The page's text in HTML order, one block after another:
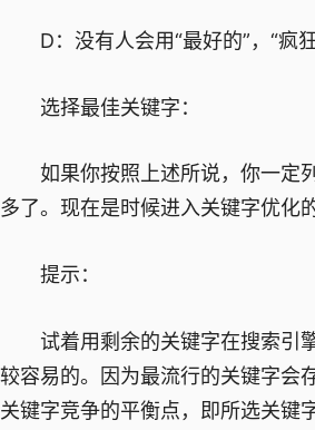
D：没有人会用“最好的”，“疯狂
选择最佳关键字：
如果你按照上述所说，你一定列
多了。现在是时候进入关键字优化
提示：
试着用剩余的关键字在搜索引擎
较容易的。因为最流行的关键字会
关键字竞争的平衡点，即所选关键